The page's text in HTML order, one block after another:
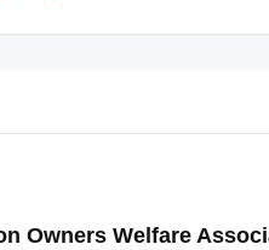
Owners Welfare